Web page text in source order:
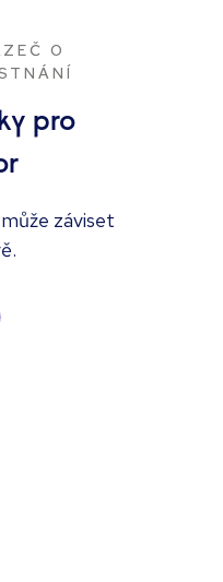
O
pro
záviset